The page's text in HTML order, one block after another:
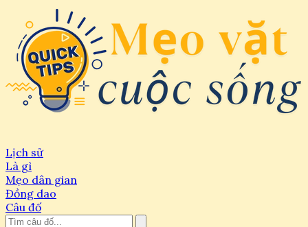
Lịch sử
Là gì
Mẹo dân gian
Đồng dao
Câu đố